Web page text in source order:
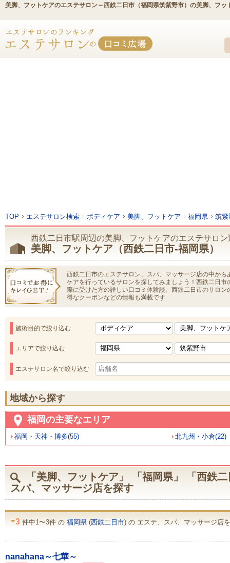
美脚、フットケアのエステサロン～西鉄二日市（福岡県筑紫野市）の美脚、フ
TOP エステサロン検索 ボディケア 美脚、フットケア 福岡県 筑紫
西鉄二日市駅周辺の美脚、フットケアのエステサロン
美脚、フットケア（西鉄二日市-福岡県）
西鉄二日市のエステサロン、スパ、マッサージ店の中か
ケアを行っているサロンを探してみましょう！西鉄二日
際に受けた方の詳しい口コミ体験談、西鉄二日市のサロ
得なクーポンなどの情報も満載です
施術目的で絞り込む
エリアで絞り込む
エステサロン名で絞り込む
地域から探す
福岡の主要なエリア
福岡・天神・博多(55) 北九州・小倉(22)
「美脚、フットケア」 「福岡県」 「西鉄
スパ、マッサージ店を探す
3 件中1〜3件 の 福岡県 (西鉄二日市) の エステ、スパ、マッサージ店
nanahana～七華～